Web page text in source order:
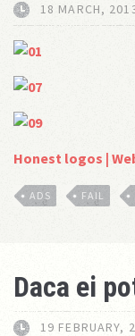
18 MARCH,
Honest logos |
ADS FAIL
Daca ei
19 FEBRUARY,